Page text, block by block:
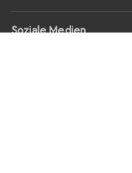
Soziale Medien